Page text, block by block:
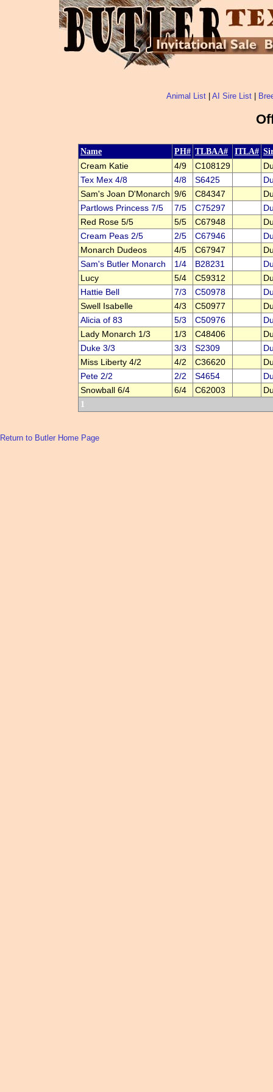
Animal List AI Sire List
Name PH# TLBAA# ITLA#
Cream Katie
4/9 C108129
Tex Mex 4/8
4/8 S6425
Sam's Joan D'Monarch 9/6 C84347
Partlows Princess 7/5
7/5 C75297
Red Rose 5/5
5/5 C67948
Cream Peas 2/5
2/5 C67946
Monarch Dudeos
4/5 C67947
Sam's Butler Monarch
1/4 B28231
Lucy
5/4 C59312
Hattie Bell
7/3 C50978
Swell Isabelle
4/3 C50977
Alicia of 83
5/3 C50976
Lady Monarch 1/3
1/3 C48406
Duke 3/3
3/3 S2309
Miss Liberty 4/2
4/2 C36620
Pete 2/2
2/2 S4654
Snowball 6/4
6/4 C62003
1
Return to Butler Home Page